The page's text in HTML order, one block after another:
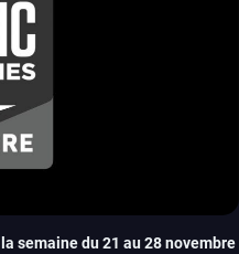
semaine du 21 au 28 novembre